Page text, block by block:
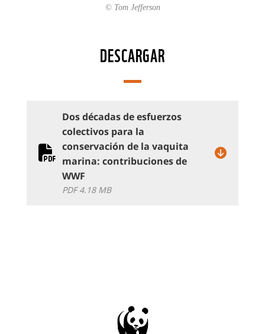
© Tom Jefferson
DESCARGAR
Dos décadas de esfuerzos
colectivos para la
conservación de la vaquita
marina: contribuciones de
WWF
PDF 4.18 MB